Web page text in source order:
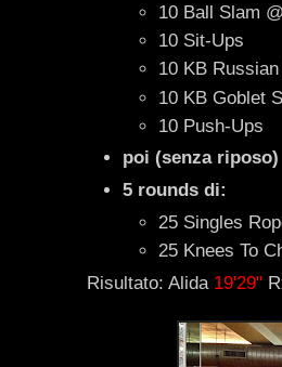
10 Ball Slam
10 Sit-Ups
10 KB
10 KB Goblet
10 Push-Ups
poi (senza riposo)
5 rounds di:
25 Singles
25 Knees To
Risultato: Alida 19'29"